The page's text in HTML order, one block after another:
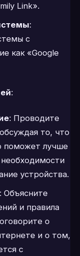
Link».
:
с
как «Google
:
: Проводите
то, что
поможет лучше
устройства.
: Объясните
и правила
о
и о том,
с